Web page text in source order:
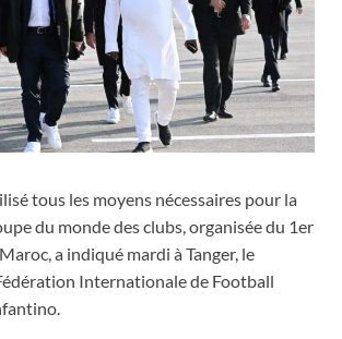
tous les moyens nécessaires pour la
du monde des clubs, organisée du 1er
a indiqué mardi à Tanger, le
Internationale de Football